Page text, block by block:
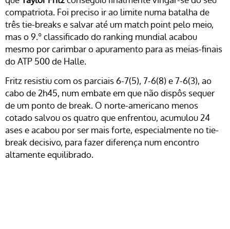
compatriota. Foi preciso ir ao limite numa batalha de
três tie-breaks e salvar até um match point pelo meio,
mas o 9.º classificado do ranking mundial acabou
mesmo por carimbar o apuramento para as meias-finais
do ATP 500 de Halle.
Fritz resistiu com os parciais 6-7(5), 7-6(8) e 7-6(3), ao
cabo de 2h45, num embate em que não dispôs sequer
de um ponto de break. O norte-americano menos
cotado salvou os quatro que enfrentou, acumulou 24
ases e acabou por ser mais forte, especialmente no tie-
break decisivo, para fazer diferença num encontro
altamente equilibrado.